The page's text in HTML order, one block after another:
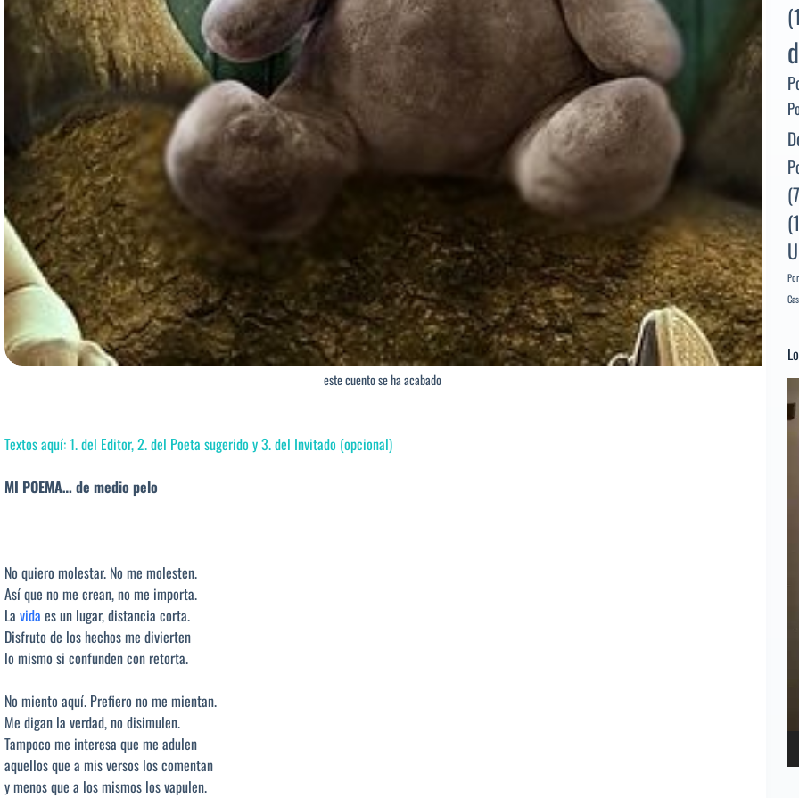
este cuento se ha acabado
Textos aquí: 1. del Editor, 2. del Poeta sugerido y 3. del Invitado (opcional)
MI POEMA… de medio pelo
No quiero molestar. No me molesten.
Así que no me crean, no me importa.
La vida es un lugar, distancia corta.
Disfruto de los hechos me divierten
lo mismo si confunden con retorta.
No miento aquí. Prefiero no me mientan.
Me digan la verdad, no disimulen.
Tampoco me interesa que me adulen
aquellos que a mis versos los comentan
y menos que a los mismos los vapulen.
de